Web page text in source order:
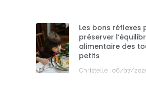
Les bons réflexes
préserver
alimentaire des
petits
Christelle 06/07/